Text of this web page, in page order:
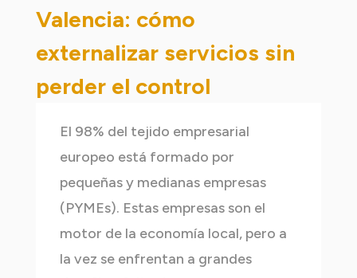
Valencia: cómo
externalizar servicios sin
perder el control
El 98% del tejido empresarial
europeo está formado por
pequeñas y medianas empresas
(PYMEs). Estas empresas son el
motor de la economía local, pero a
la vez se enfrentan a grandes